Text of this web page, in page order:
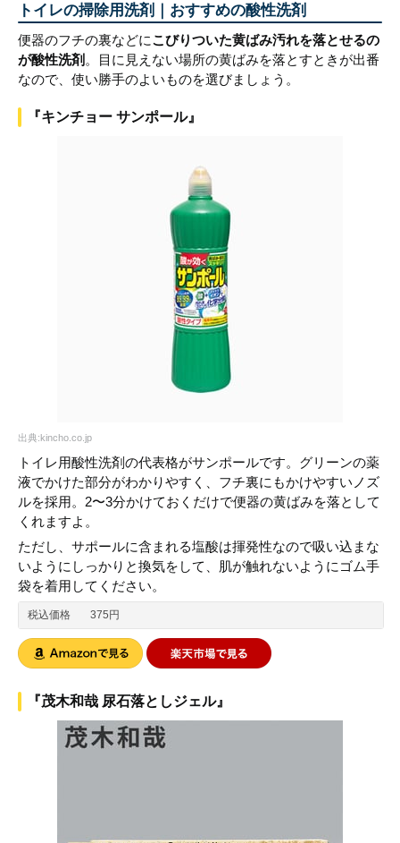
トイレの掃除用洗剤｜おすすめの酸性洗剤
便器のフチの裏などにこびりついた黄ばみ汚れを落とせるの
が酸性洗剤 。目に見えない場所の黄ばみを落とすときが出番
なので、使い勝手のよいものを選びましょう。
『キンチョー サンポール』
出典:kincho.co.jp
トイレ用酸性洗剤の代表格がサンポールです。グリーンの薬
液でかけた部分がわかりやすく、フチ裏にもかけやすいノズ
ルを採用。2〜3分かけておくだけで便器の黄ばみを落として
くれますよ。
ただし、サポールに含まれる塩酸は揮発性なので吸い込まな
いようにしっかりと換気をして、肌が触れないようにゴム手
袋を着用してください。
税込価格 375円
『茂木和哉 尿石落としジェル』